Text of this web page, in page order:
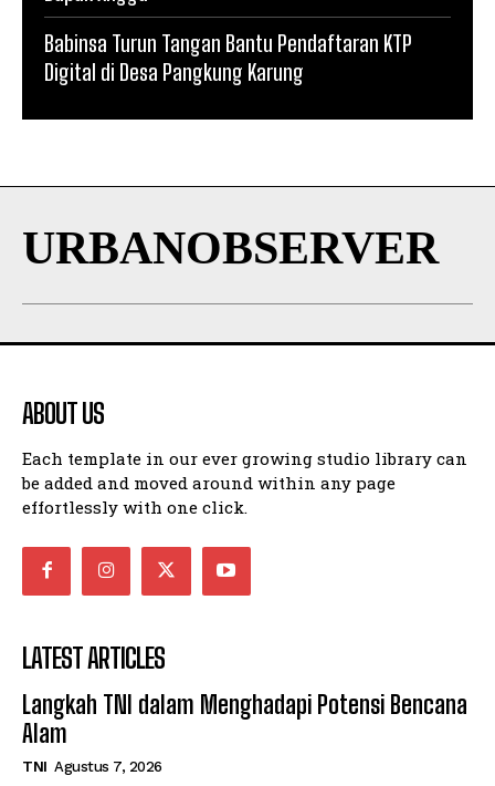
Babinsa Turun Tangan Bantu Pendaftaran KTP
Digital di Desa Pangkung Karung
URBANOBSERVER
ABOUT US
Each template in our ever growing studio library can
be added and moved around within any page
effortlessly with one click.
LATEST ARTICLES
Langkah TNI dalam Menghadapi Potensi Bencana
Alam
TNI Agustus 7, 2026